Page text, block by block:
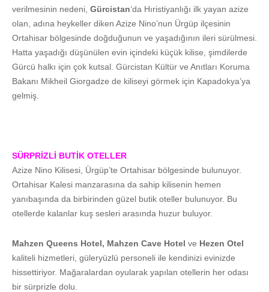
verilmesinin nedeni, Gürcistan‘da Hıristiyanlığı ilk yayan azize
olan, adına heykeller diken Azize Nino’nun Ürgüp ilçesinin
Ortahisar bölgesinde doğduğunun ve yaşadığının ileri sürülmesi.
Hatta yaşadığı düşünülen evin içindeki küçük kilise, şimdilerde
Gürcü halkı için çok kutsal. Gürcistan Kültür ve Anıtları Koruma
Bakanı Mikheil Giorgadze de kiliseyi görmek için Kapadokya’ya
gelmiş.
SÜRPRİZLİ BUTİK OTELLER
Azize Nino Kilisesi, Ürgüp’te Ortahisar bölgesinde bulunuyor.
Ortahisar Kalesi manzarasına da sahip kilisenin hemen
yanıbaşında da birbirinden güzel butik oteller bulunuyor. Bu
otellerde kalanlar kuş sesleri arasında huzur buluyor.
Mahzen Queens Hotel, Mahzen Cave Hotel ve Hezen Otel
kaliteli hizmetleri, güleryüzlü personeli ile kendinizi evinizde
hissettiriyor. Mağaralardan oyularak yapılan otellerin her odası
bir sürprizle dolu.